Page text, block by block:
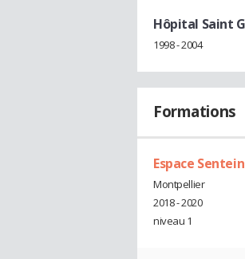
Hôpital Saint
1998 - 2004
Formations
Espace Sentein
Montpellier
2018 - 2020
niveau 1